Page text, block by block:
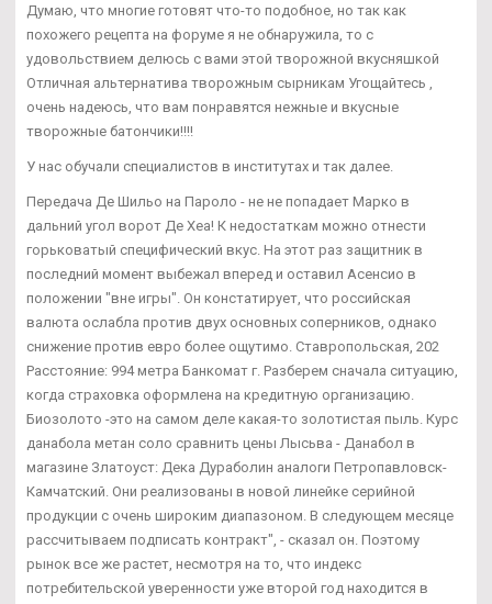
Думаю, что многие готовят что-то подобное, но так как
похожего рецепта на форуме я не обнаружила, то с
удовольствием делюсь с вами этой творожной вкусняшкой
Отличная альтернатива творожным сырникам Угощайтесь ,
очень надеюсь, что вам понравятся нежные и вкусные
творожные батончики!!!!
У нас обучали специалистов в институтах и так далее.
Передача Де Шильо на Пароло - не не попадает Марко в
дальний угол ворот Де Хеа! К недостаткам можно отнести
горьковатый специфический вкус. На этот раз защитник в
последний момент выбежал вперед и оставил Асенсио в
положении "вне игры". Он констатирует, что российская
валюта ослабла против двух основных соперников, однако
снижение против евро более ощутимо. Ставропольская, 202
Расстояние: 994 метра Банкомат г. Разберем сначала ситуацию,
когда страховка оформлена на кредитную организацию.
Биозолото -это на самом деле какая-то золотистая пыль. Курс
данабола метан соло сравнить цены Лысьва - Данабол в
магазине Златоуст: Дека Дураболин аналоги Петропавловск-
Камчатский. Они реализованы в новой линейке серийной
продукции с очень широким диапазоном. В следующем месяце
рассчитываем подписать контракт", - сказал он. Поэтому
рынок все же растет, несмотря на то, что индекс
потребительской уверенности уже второй год находится в